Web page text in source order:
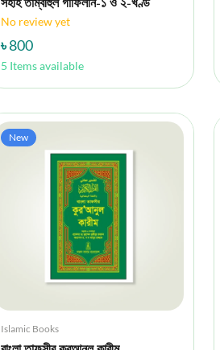
সহীহ তাম্বীহুল গাফিলীন-১ ও ২-খণ্ড
No review yet
৳ 800
5 Items available
New
Islamic Books